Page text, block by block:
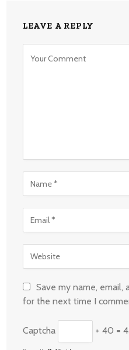
LEAVE A REPLY
Save my name, email,
for the next time I
Captcha + 40 =